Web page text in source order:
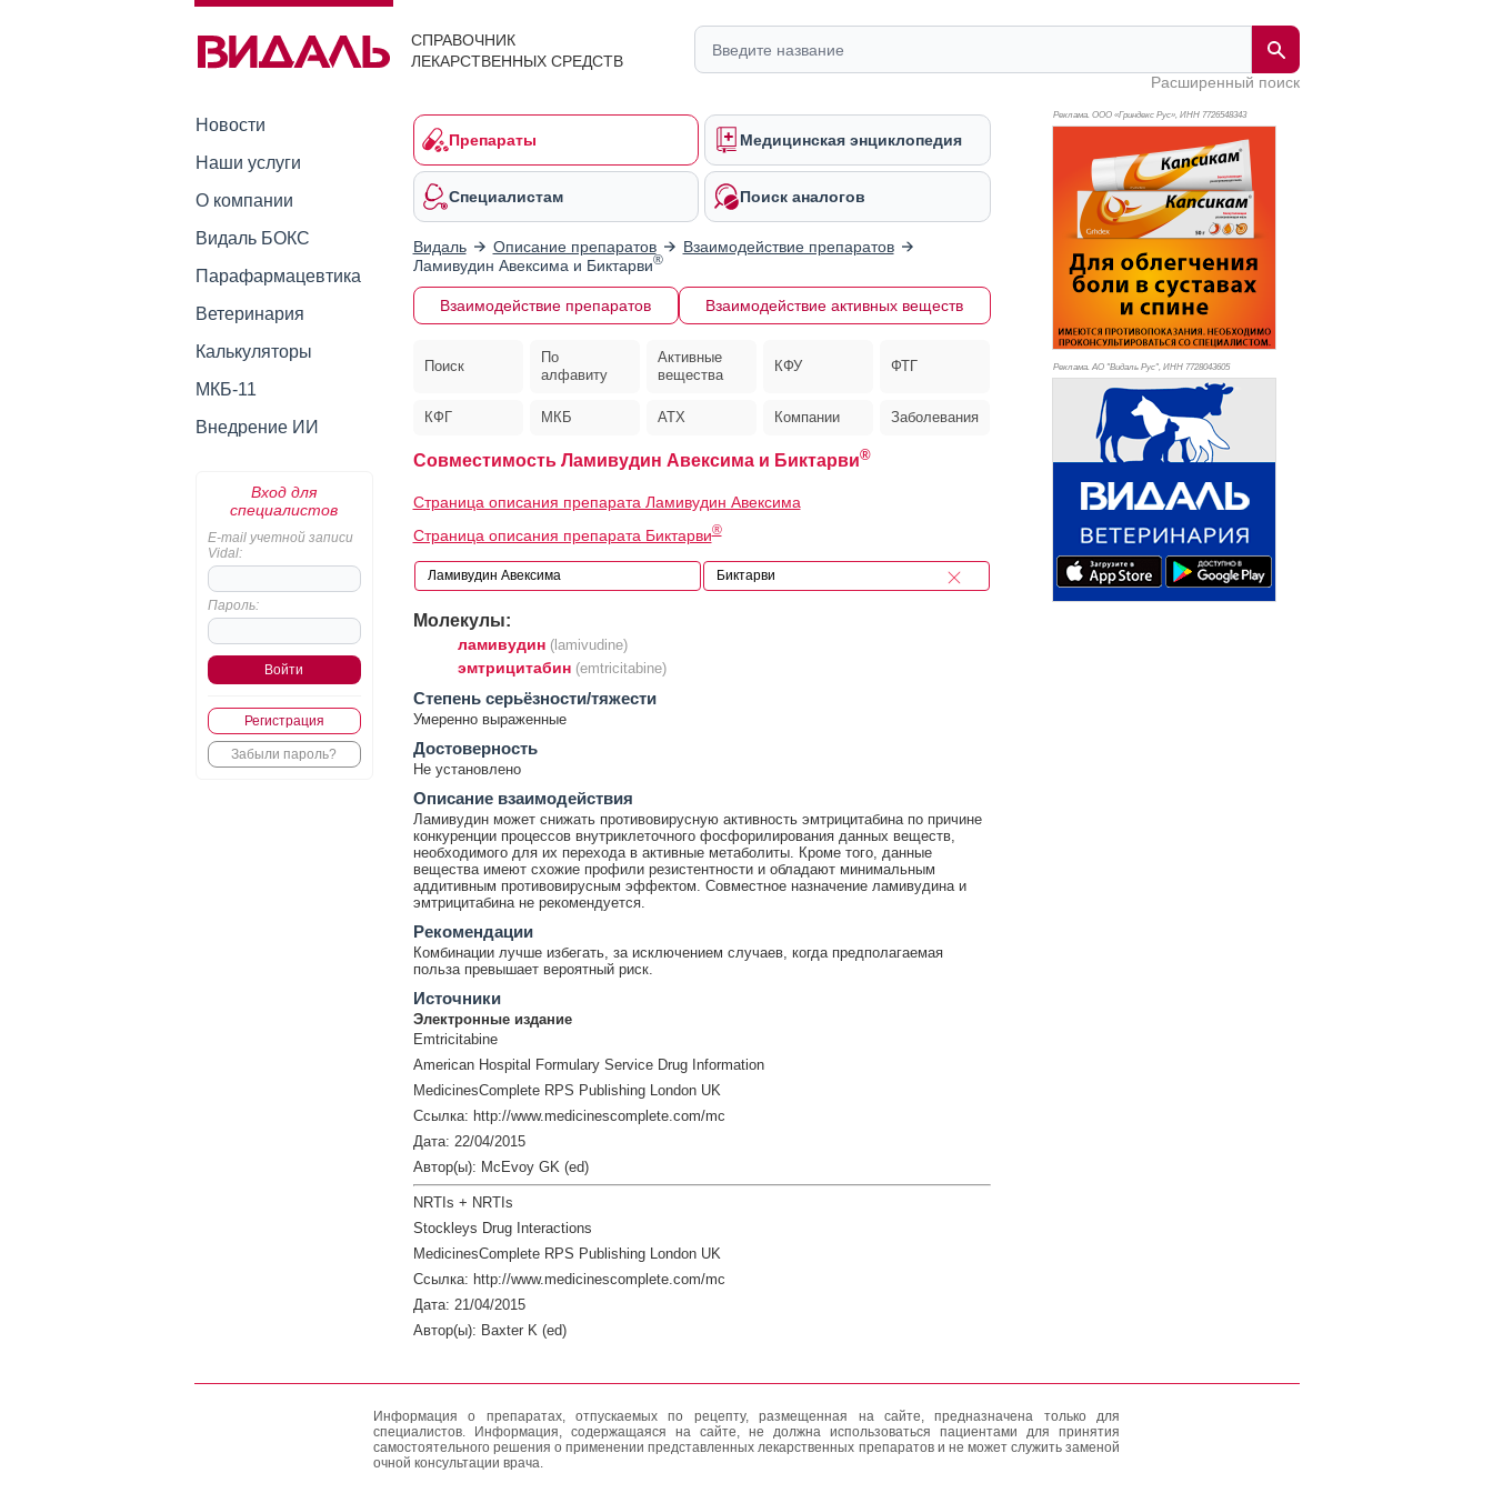
СПРАВОЧНИК
ЛЕКАРСТВЕННЫХ СРЕДСТВ
Расширенный поиск
Новости
Наши услуги
О компании
Видаль БОКС
Парафармацевтика
Ветеринария
Калькуляторы
МКБ-11
Внедрение ИИ
Вход для
специалистов
E-mail учетной записи
Vidal:
Пароль:
Регистрация
Забыли пароль?
Препараты Медицинская энциклопедия
Специалистам Поиск аналогов
Видаль Описание препаратов
Взаимодействие препаратов
Ламивудин Авексима и Биктарви®
Взаимодействие препаратов Взаимодействие активных веществ
Поиск
По
алфавиту
Активные
вещества
КФУ ФТГ
КФГ МКБ АТХ Компании Заболевания
Совместимость Ламивудин Авексима и Биктарви®
Страница описания препарата Ламивудин Авексима
Страница описания препарата Биктарви®
Молекулы:
ламивудин (lamivudine)
эмтрицитабин (emtricitabine)
Cтепень серьёзности/тяжести
Умеренно выраженные
Достоверность
Не установлено
Описание взаимодействия
Ламивудин может снижать противовирусную активность эмтрицитабина по причине
конкуренции процессов внутриклеточного фосфорилирования данных веществ,
необходимого для их перехода в активные метаболиты. Кроме того, данные
вещества имеют схожие профили резистентности и обладают минимальным
аддитивным противовирусным эффектом. Совместное назначение ламивудина и
эмтрицитабина не рекомендуется.
Рекомендации
Комбинации лучше избегать, за исключением случаев, когда предполагаемая
польза превышает вероятный риск.
Источники
Электронные издание
Emtricitabine
American Hospital Formulary Service Drug Information
MedicinesComplete RPS Publishing London UK
Ссылка: http://www.medicinescomplete.com/mc
Дата: 22/04/2015
Автор(ы): McEvoy GK (ed)
NRTIs + NRTIs
Stockleys Drug Interactions
MedicinesComplete RPS Publishing London UK
Ссылка: http://www.medicinescomplete.com/mc
Дата: 21/04/2015
Автор(ы): Baxter K (ed)
Реклама. ООО «Гриндекс Рус», ИНН 7726548343
Реклама. АО "Видаль Рус", ИНН 7728043605
Информация о препаратах, отпускаемых по рецепту, размещенная на сайте, предназначена только для
специалистов. Информация, содержащаяся на сайте, не должна использоваться пациентами для принятия
самостоятельного решения о применении представленных лекарственных препаратов и не может служить заменой
очной консультации врача.